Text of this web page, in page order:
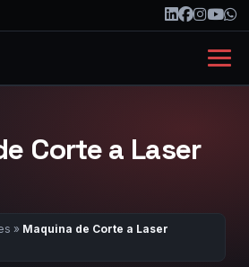
Corte a Laser
» Maquina de Corte a Laser